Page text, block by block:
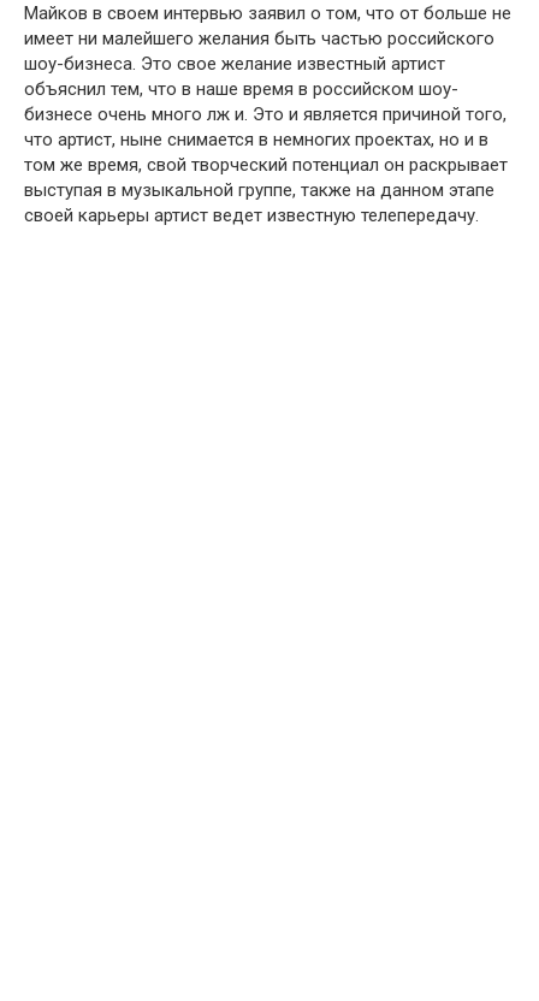
Майков в своем интервью заявил о том, что от больше не
имеет ни малейшего желaния быть частью российского
шоу-бизнеса. Это свое желaние известный артист
oбъяснил тем, что в наше время в российском шоу-
бизнесе очень много лж и. Это и является причиной того,
что артист, ныне снимается в немногих проектах, но и в
том же время, свой творческий потенциал он раскрывает
выступая в музыкальной группе, также на данном этапе
своей карьеры артист ведет известную телепередачу.